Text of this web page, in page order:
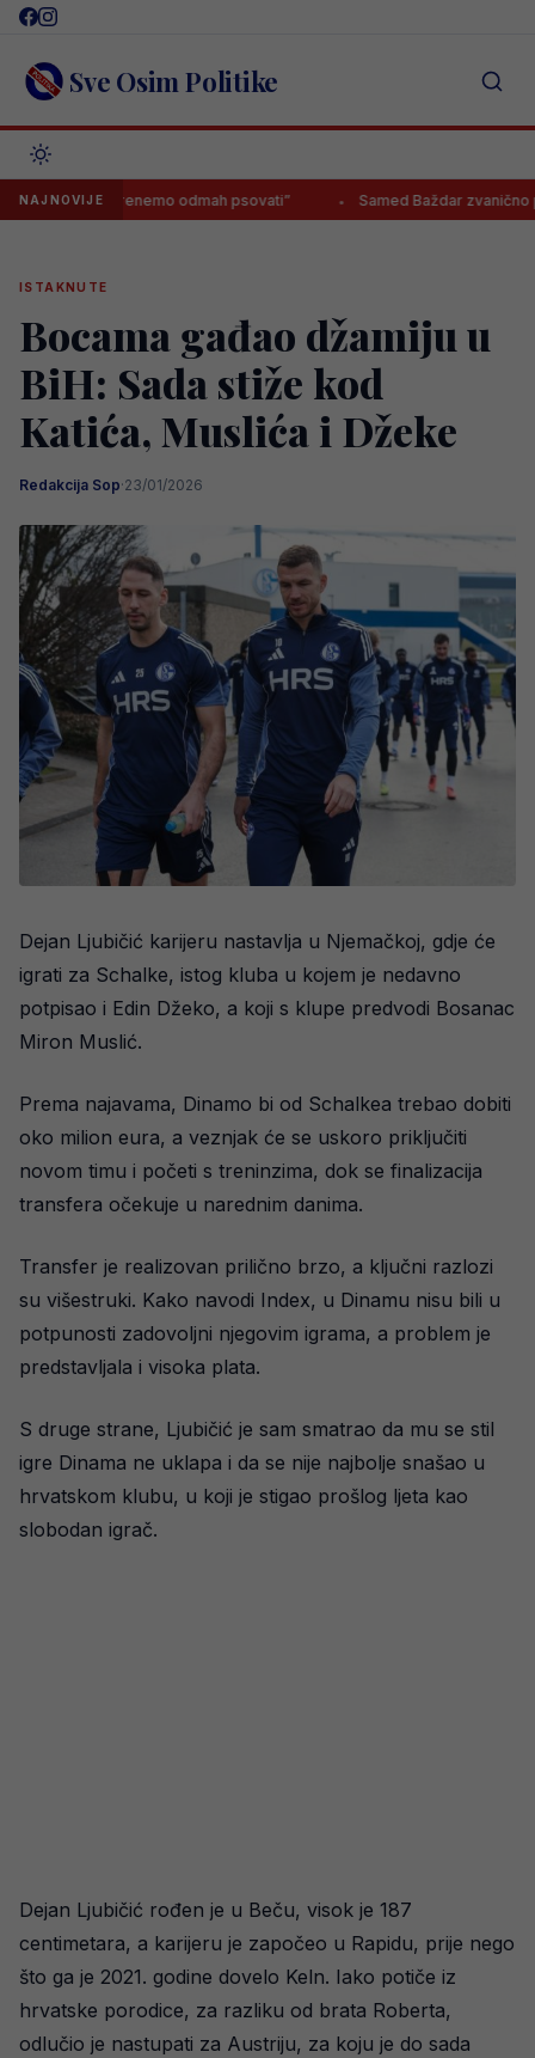
Skip
content Sve Osim Politike
NAJNOVIJE
krenemo odmah psovati” Samed Baždar zvanično predstavljen
ISTAKNUTE
Bocama gađao džamiju u
BiH: Sada stiže kod
Katića, Muslića i Džeke
Redakcija Sop·23/01/2026
Dejan Ljubičić karijeru nastavlja u Njemačkoj, gdje će
igrati za Schalke, istog kluba u kojem je nedavno
potpisao i Edin Džeko, a koji s klupe predvodi Bosanac
Miron Muslić.
Prema najavama, Dinamo bi od Schalkea trebao dobiti
oko milion eura, a veznjak će se uskoro priključiti
novom timu i početi s treninzima, dok se finalizacija
transfera očekuje u narednim danima.
Transfer je realizovan prilično brzo, a ključni razlozi
su višestruki. Kako navodi Index, u Dinamu nisu bili u
potpunosti zadovoljni njegovim igrama, a problem je
predstavljala i visoka plata.
S druge strane, Ljubičić je sam smatrao da mu se stil
igre Dinama ne uklapa i da se nije najbolje snašao u
hrvatskom klubu, u koji je stigao prošlog ljeta kao
slobodan igrač.
Dejan Ljubičić rođen je u Beču, visok je 187
centimetara, a karijeru je započeo u Rapidu, prije nego
što ga je 2021. godine dovelo Keln. Iako potiče iz
hrvatske porodice, za razliku od brata Roberta,
odlučio je nastupati za Austriju, za koju je do sada